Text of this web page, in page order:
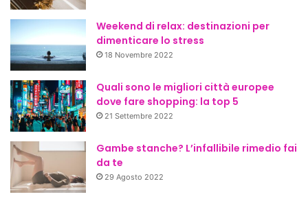
Weekend di relax: destinazioni per
dimenticare lo stress
18 Novembre 2022
Quali sono le migliori città europee
dove fare shopping: la top 5
21 Settembre 2022
Gambe stanche? L’infallibile rimedio fai
da te
29 Agosto 2022